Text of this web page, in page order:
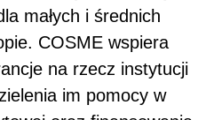
małych i średnich
COSME wspiera
na rzecz instytucji
im pomocy w